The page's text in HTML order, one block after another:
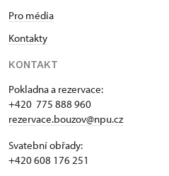
Pro média
Kontakty
KONTAKT
Pokladna a rezervace:
+420 775 888 960
rezervace.bouzov@npu.cz
Svatební obřady:
+420 608 176 251